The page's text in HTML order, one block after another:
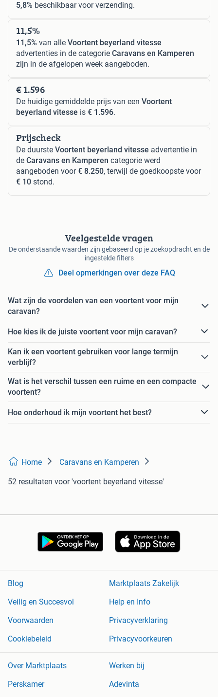
5,8% beschikbaar voor verzending.
11,5%
11,5% van alle Voortent beyerland vitesse
advertenties in de categorie Caravans en Kamperen
zijn in de afgelopen week aangeboden.
€ 1.596
De huidige gemiddelde prijs van een Voortent
beyerland vitesse is € 1.596.
Prijscheck
De duurste Voortent beyerland vitesse advertentie in
de Caravans en Kamperen categorie werd
aangeboden voor€ 8.250, terwijl de goedkoopste voor
€ 10 stond.
Veelgestelde vragen
De onderstaande waarden zijn gebaseerd op je zoekopdracht en de
ingestelde filters
Deel opmerkingen over deze FAQ
Wat zijn de voordelen van een voortent voor mijn
caravan?
Hoe kies ik de juiste voortent voor mijn caravan?
Kan ik een voortent gebruiken voor lange termijn
verblijf?
Wat is het verschil tussen een ruime en een compacte
voortent?
Hoe onderhoud ik mijn voortent het best?
Home Caravans en Kamperen
52 resultaten voor 'voortent beyerland vitesse'
Blog
Marktplaats Zakelijk
Veilig en Succesvol
Help en Info
Voorwaarden
Privacyverklaring
Cookiebeleid
Privacyvoorkeuren
Over Marktplaats
Werken bij
Perskamer
Adevinta